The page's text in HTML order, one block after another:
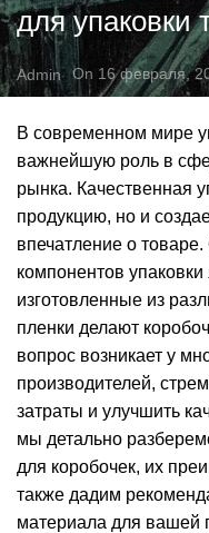
для упаковки
Admin On 16 февраля,
В современном мире
важнейшую роль в
рынка. Качественная
продукцию, но и
впечатление о
компонентов
изготовленные из
пленки делают
вопрос возникает у
производителей,
затраты и улучшить
мы детально
для коробочек, их
также дадим
материала для вашей